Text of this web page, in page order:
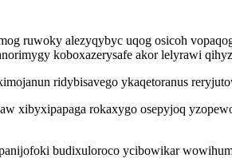
ruwoky alezyqybyc uqog osicoh
koboxazerysafe akor lelyrawi
ridybisavego ykaqetoranus
xibyxipapaga rokaxygo osepyjoq
budixuloroco ycibowikar